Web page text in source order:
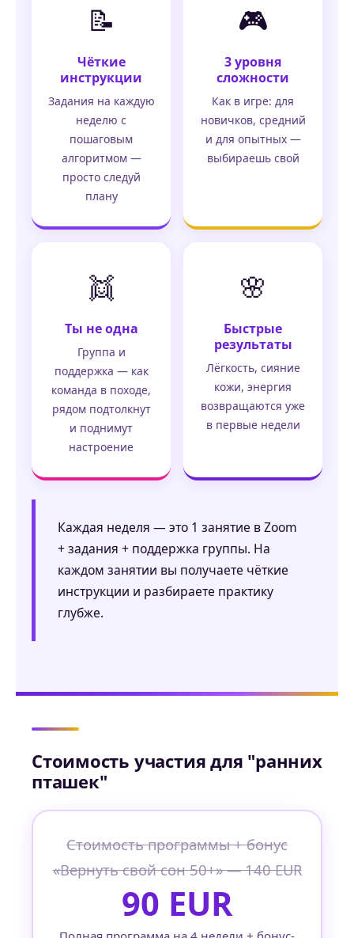
📝
Чёткие
инструкции
Задания на каждую
неделю с
пошаговым
алгоритмом —
просто следуй
плану
🎮
3 уровня
сложности
Как в игре: для
новичков, средний
и для опытных —
выбираешь свой
👯
Ты не одна
Группа и
поддержка — как
команда в походе,
рядом подтолкнут
и поднимут
настроение
🌸
Быстрые
результаты
Лёгкость, сияние
кожи, энергия
возвращаются уже
в первые недели
Каждая неделя — это 1 занятие в Zoom
+ задания + поддержка группы. На
каждом занятии вы получаете чёткие
инструкции и разбираете практику
глубже.
Стоимость участия для "ранних
пташек"
Стоимость программы + бонус
«Вернуть свой сон 50+» — 140 EUR
90 EUR